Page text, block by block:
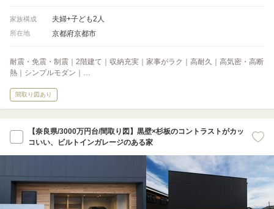
家族構成 夫婦+子ども2人
所在地 京都府京都市
耐震・免震・制震｜2階建て｜収納充実｜家事がラク｜高耐久｜高気密・高断
熱｜シンプルモダン｜…
間取り図あり
【奈良県/3000万円台/間取り図】黒壁×杉板のコントラストがカッ
コいい、ビルトインガレージのある家